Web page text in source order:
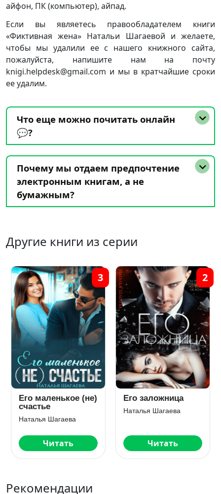
айфон, ПК (компьютер), айпад.
Если вы являетесь правообладателем книги
«Фиктивная жена» Натальи Шагаевой и желаете,
чтобы мы удалили ее с нашего книжного сайта,
пожалуйста, напишите нам на почту
knigi.helpdesk@gmail.com и мы в кратчайшие сроки
ее удалим.
Что еще можно почитать онлайн
💬?
Почему мы отдаем предпочтение
электронным книгам, а не
бумажным?
Другие книги из серии
Его маленькое (не)
счастье
Наталья Шагаева
Читать
3
Его заложница
Наталья Шагаева
Читать
2
Рекомендации